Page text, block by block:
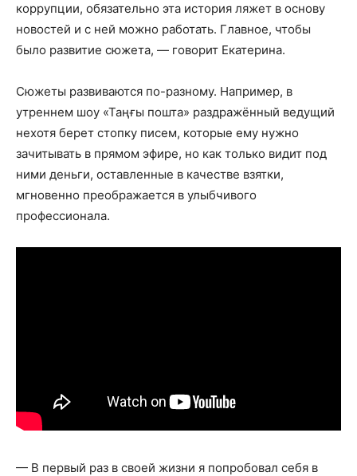
коррупции, обязательно эта история ляжет в основу
новостей и с ней можно работать. Главное, чтобы
было развитие сюжета, — говорит Екатерина.
Сюжеты развиваются по-разному. Например, в
утреннем шоу «Таңғы пошта» раздражённый ведущий
нехотя берет стопку писем, которые ему нужно
зачитывать в прямом эфире, но как только видит под
ними деньги, оставленные в качестве взятки,
мгновенно преображается в улыбчивого
профессионала.
— В первый раз в своей жизни я попробовал себя в